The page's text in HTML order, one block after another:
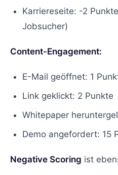
Karriereseite: -2
Jobsucher)
Content-Engagement:
E-Mail geöffnet: 1
Link geklickt: 2 Punkte
Whitepaper
Demo angefordert: 15
Negative Scoring ist